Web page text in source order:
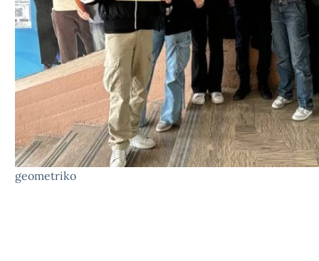
geometriko